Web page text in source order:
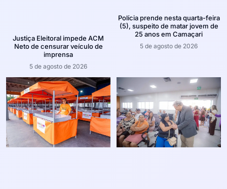
Justiça Eleitoral impede ACM
Neto de censurar veículo de
imprensa
5 de agosto de 2026
Polícia prende nesta quarta-feira
(5), suspeito de matar jovem de
25 anos em Camaçari
5 de agosto de 2026